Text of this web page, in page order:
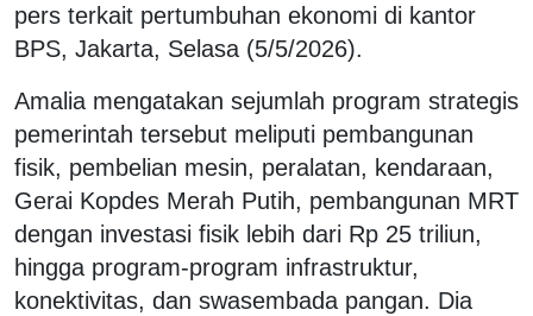
pers terkait pertumbuhan ekonomi di kantor
BPS, Jakarta, Selasa (5/5/2026).
Amalia mengatakan sejumlah program strategis
pemerintah tersebut meliputi pembangunan
fisik, pembelian mesin, peralatan, kendaraan,
Gerai Kopdes Merah Putih, pembangunan MRT
dengan investasi fisik lebih dari Rp 25 triliun,
hingga program-program infrastruktur,
konektivitas, dan swasembada pangan. Dia